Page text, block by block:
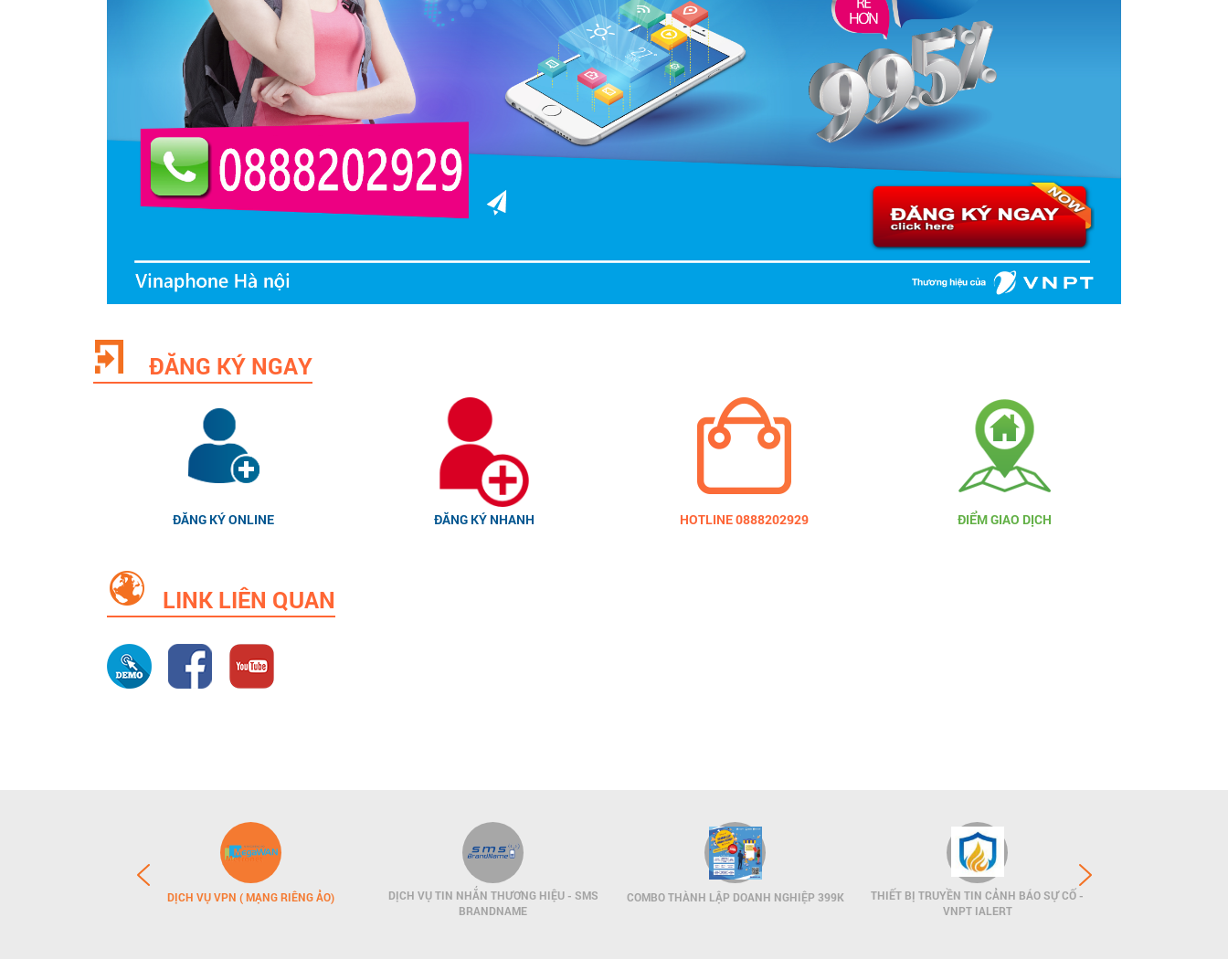
ĐĂNG KÝ NGAY
ĐĂNG KÝ ONLINE ĐĂNG KÝ NHANH HOTLINE 0888202929 ĐIỂM GIAO DỊCH
LINK LIÊN QUAN
DỊCH VỤ VPN ( MẠNG RIÊNG ẢO)
DỊCH VỤ TIN NHẮN THƯƠNG HIỆU - SMS
BRANDNAME
COMBO THÀNH LẬP DOANH NGHIỆP 399K
THIẾT BỊ TRUYỀN TIN CẢNH BÁO SỰ CỐ -
VNPT IALERT